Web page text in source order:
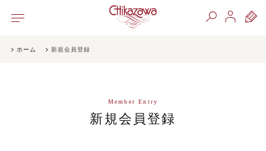
ホーム 新規会員登録
Member Entry
新規会員登録